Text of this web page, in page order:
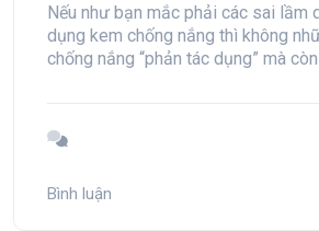
Nếu như bạn mắc phải các sai lầm
dụng kem chống nắng thì không
chống nắng “phản tác dụng” mà
Bình luận